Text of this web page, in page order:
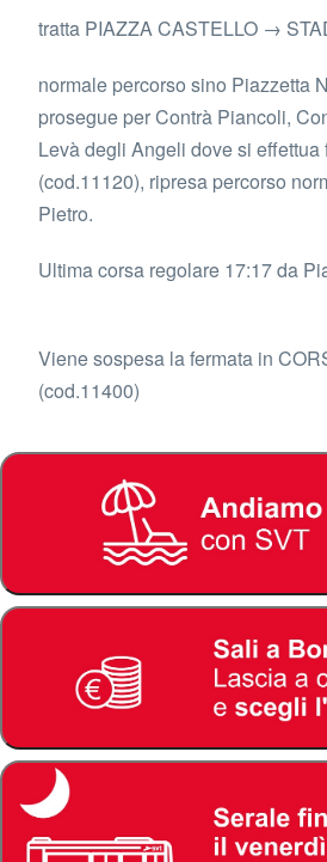
tratta PIAZZA CASTELLO →
normale percorso sino Piazzetta
prosegue per Contrà Piancoli,
Levà degli Angeli dove si
(cod.11120), ripresa percorso
Pietro.
Ultima corsa regolare 17:17 da
Viene sospesa la fermata in
(cod.11400)